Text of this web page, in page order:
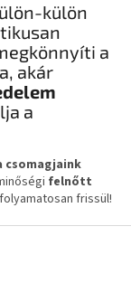
külön
a
akár
a
csomagjaink
felnőtt
frissül!